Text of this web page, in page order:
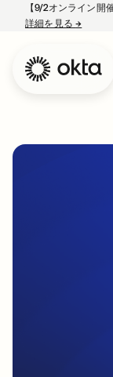
【9/2オンライン
詳細を見る→